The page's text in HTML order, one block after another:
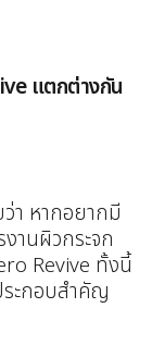
แตกต่างกัน
า หากอยากมี
านผิวกระจก
Revive ทั้งนี้
ระกอบสำคัญ